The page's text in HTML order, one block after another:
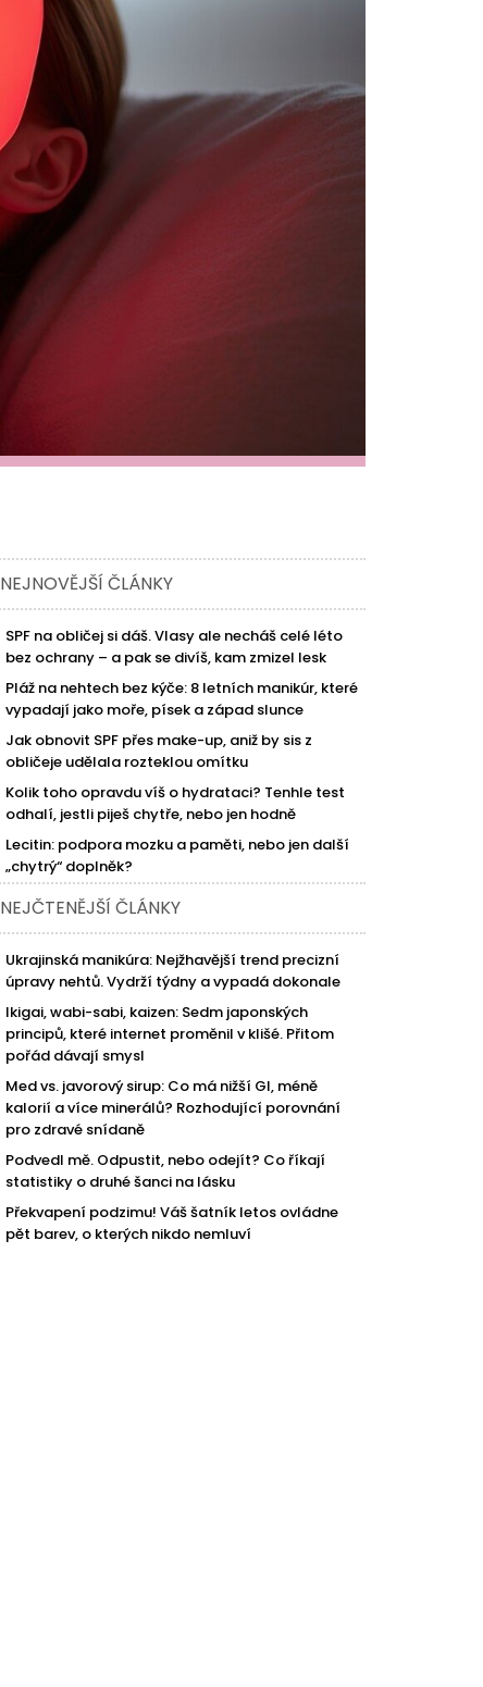
NEJNOVĚJŠÍ ČLÁNKY
SPF na obličej si dáš. Vlasy ale necháš celé léto
bez ochrany – a pak se divíš, kam zmizel lesk
Pláž na nehtech bez kýče: 8 letních manikúr, které
vypadají jako moře, písek a západ slunce
Jak obnovit SPF přes make-up, aniž by sis z
obličeje udělala rozteklou omítku
Kolik toho opravdu víš o hydrataci? Tenhle test
odhalí, jestli piješ chytře, nebo jen hodně
Lecitin: podpora mozku a paměti, nebo jen další
„chytrý“ doplněk?
NEJČTENĚJŠÍ ČLÁNKY
Ukrajinská manikúra: Nejžhavější trend precizní
úpravy nehtů. Vydrží týdny a vypadá dokonale
Ikigai, wabi-sabi, kaizen: Sedm japonských
principů, které internet proměnil v klišé. Přitom
pořád dávají smysl
Med vs. javorový sirup: Co má nižší GI, méně
kalorií a více minerálů? Rozhodující porovnání
pro zdravé snídaně
Podvedl mě. Odpustit, nebo odejít? Co říkají
statistiky o druhé šanci na lásku
Překvapení podzimu! Váš šatník letos ovládne
pět barev, o kterých nikdo nemluví